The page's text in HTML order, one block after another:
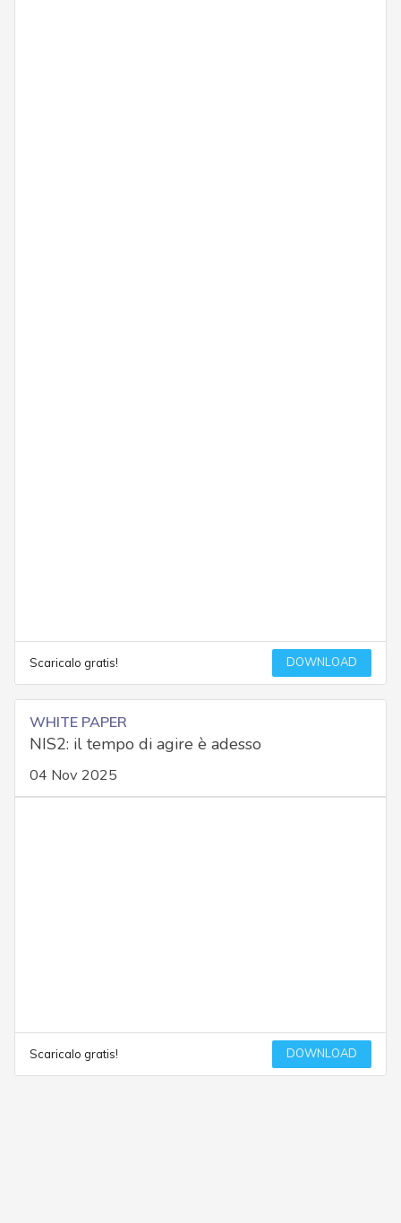
Scaricalo gratis! DOWNLOAD
WHITE PAPER
NIS2: il tempo di agire è adesso
04 Nov 2025
Scaricalo gratis! DOWNLOAD